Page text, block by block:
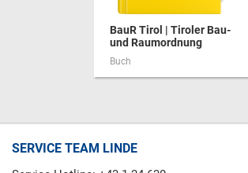
BauR Tirol | Tiroler Bau-
und Raumordnung
Buch
SERVICE TEAM LINDE